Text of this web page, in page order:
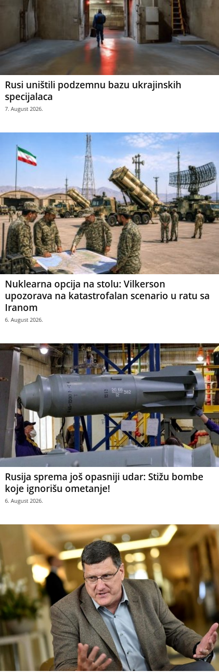
Rusi uništili podzemnu bazu ukrajinskih
specijalaca
7. August 2026.
Nuklearna opcija na stolu: Vilkerson
upozorava na katastrofalan scenario u ratu sa
Iranom
6. August 2026.
Rusija sprema još opasniji udar: Stižu bombe
koje ignorišu ometanje!
6. August 2026.